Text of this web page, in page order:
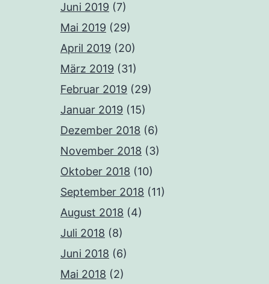
Juni 2019 (7)
Mai 2019 (29)
April 2019 (20)
März 2019 (31)
Februar 2019 (29)
Januar 2019 (15)
Dezember 2018 (6)
November 2018 (3)
Oktober 2018 (10)
September 2018 (11)
August 2018 (4)
Juli 2018 (8)
Juni 2018 (6)
Mai 2018 (2)